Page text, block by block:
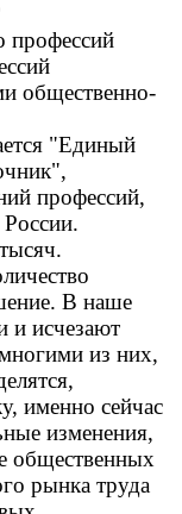
профессий
общественно-
"Единый
профессий,
В наше
и исчезают
из них,
именно сейчас
изменения,
общественных
рынка труда